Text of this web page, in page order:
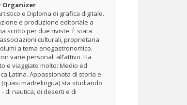
Organizer
e Diploma di grafica digitale.
e produzione editoriale a
scritto per due riviste. È stata
culturali, proprietaria
a tema enogastronomico.
varie personali all’attivo. Ha
e viaggiato molto: Medio ed
Latina. Appassionata di storia e
madrelingua) sta studiando
di nautica, di deserti e di